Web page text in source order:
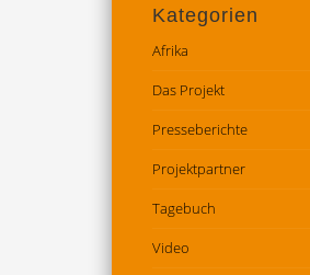
Kategorien
Afrika
Das Projekt
Presseberichte
Projektpartner
Tagebuch
Video